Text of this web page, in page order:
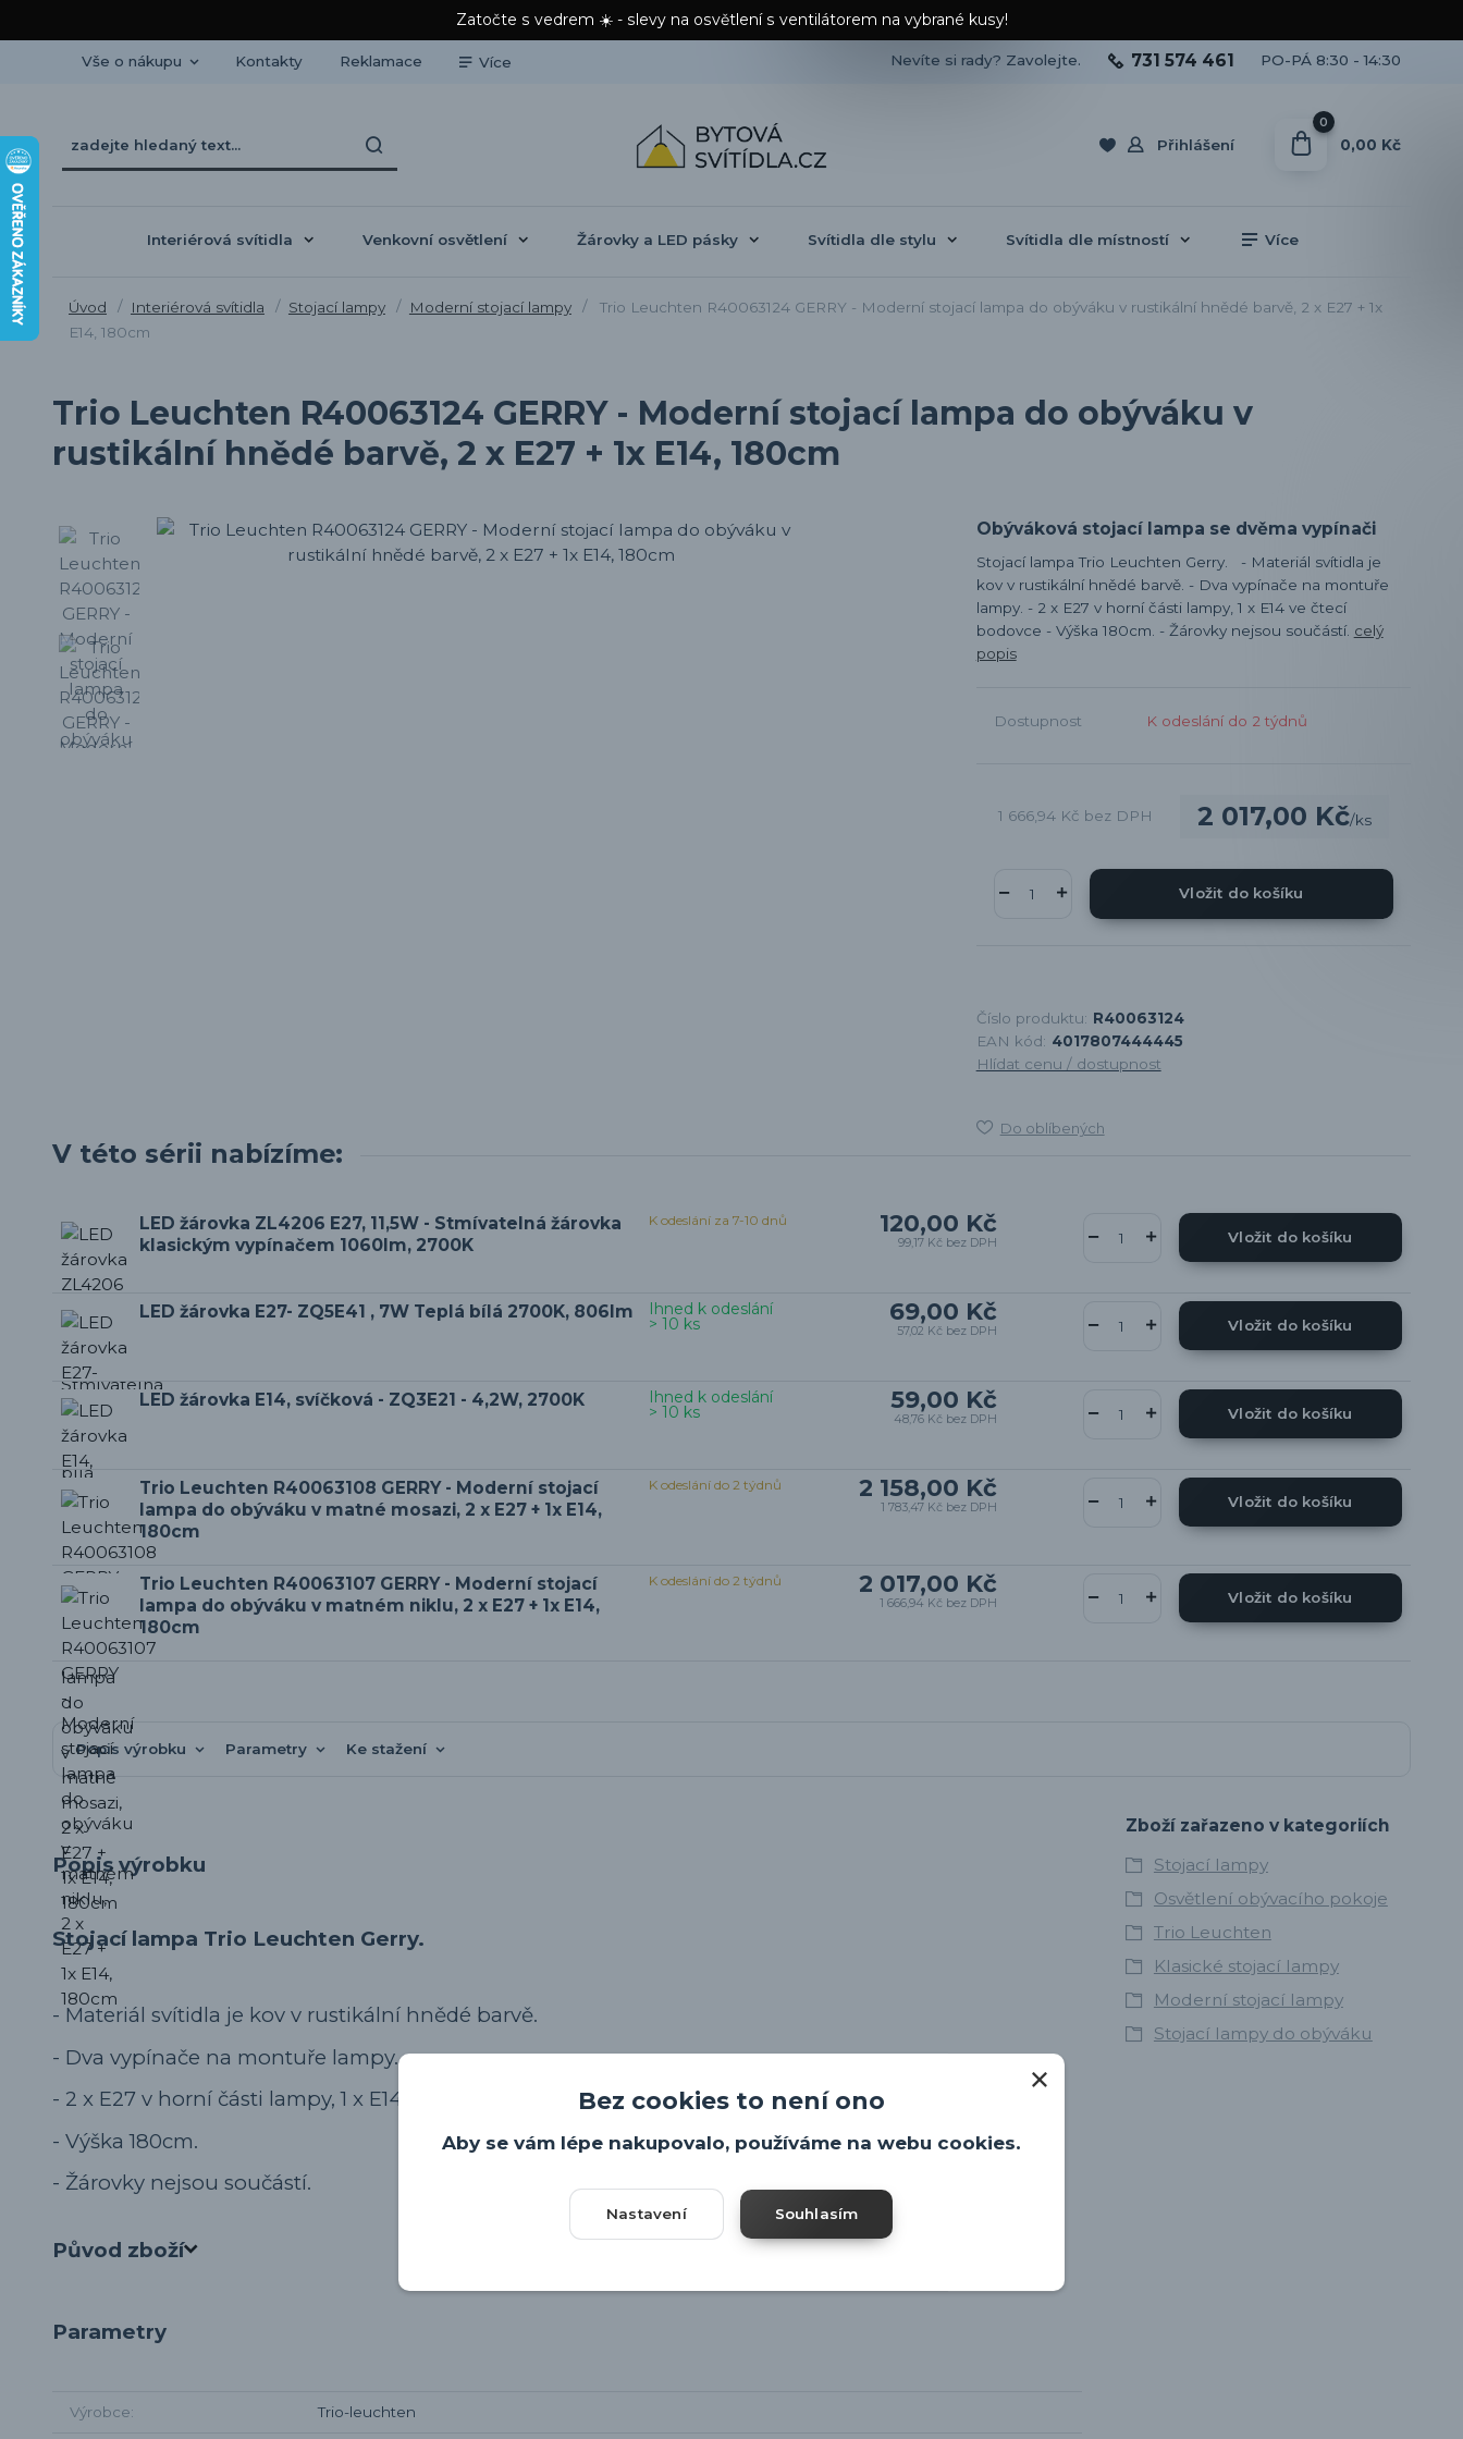
Zatočte s vedrem ☀️ - slevy na osvětlení s ventilátorem na vybrané kusy!
Vše o nákupu Kontakty Reklamace Více
Přihlášení
Nevíte si rady? Zavolejte. 731 574 461 PO-PÁ 8:30 - 14:30
0
0,00 Kč
Interiérová svítidla Venkovní osvětlení Žárovky a LED pásky Svítidla dle stylu Svítidla dle místností Více
Úvod Interiérová svítidla Stojací lampy Moderní stojací lampy
Trio Leuchten R40063124 GERRY - Moderní stojací lampa do obýváku v rustikální hnědé barvě, 2 x E27 + 1x
E14, 180cm
Trio Leuchten R40063124 GERRY - Moderní stojací lampa do obýváku v
rustikální hnědé barvě, 2 x E27 + 1x E14, 180cm
Obýváková stojací lampa se dvěma vypínači
Stojací lampa Trio Leuchten Gerry. - Materiál svítidla je
kov v rustikální hnědé barvě. - Dva vypínače na montuře
lampy. - 2 x E27 v horní části lampy, 1 x E14 ve čtecí
bodovce - Výška 180cm. - Žárovky nejsou součástí. celý
popis
Dostupnost K odeslání do 2 týdnů
2 017,00 Kč/ks
1 666,94 Kč bez DPH
Vložit do košíku
Číslo produktu: R40063124
EAN kód: 4017807444445
Hlídat cenu / dostupnost
Do oblíbených
V této sérii nabízíme:
LED žárovka ZL4206 E27, 11,5W - Stmívatelná žárovka
klasickým vypínačem 1060lm, 2700K
120,00 Kč
99,17 Kč bez DPH
K odeslání za 7-10 dnů
Vložit do košíku
LED žárovka E27- ZQ5E41 , 7W Teplá bílá 2700K, 806lm 69,00 Kč
57,02 Kč bez DPH
Ihned k odeslání
> 10 ks Vložit do košíku
LED žárovka E14, svíčková - ZQ3E21 - 4,2W, 2700K 59,00 Kč
48,76 Kč bez DPH
Ihned k odeslání
> 10 ks Vložit do košíku
Trio Leuchten R40063108 GERRY - Moderní stojací
lampa do obýváku v matné mosazi, 2 x E27 + 1x E14,
180cm
2 158,00 Kč
1 783,47 Kč bez DPH
K odeslání do 2 týdnů
Vložit do košíku
Trio Leuchten R40063107 GERRY - Moderní stojací
lampa do obýváku v matném niklu, 2 x E27 + 1x E14,
180cm
2 017,00 Kč
1 666,94 Kč bez DPH
K odeslání do 2 týdnů
Vložit do košíku
Popis výrobku Parametry Ke stažení
Popis výrobku
Stojací lampa Trio Leuchten Gerry.
- Materiál svítidla je kov v rustikální hnědé barvě.
- Dva vypínače na montuře lampy.
- 2 x E27 v horní části lampy, 1 x E14 ve čtecí bodovce
- Výška 180cm.
- Žárovky nejsou součástí.
Původ zboží
Parametry
Výrobce Trio-leuchten
Zboží zařazeno v kategoriích
Stojací lampy
Osvětlení obývacího pokoje
Trio Leuchten
Klasické stojací lampy
Moderní stojací lampy
Stojací lampy do obýváku
Bez cookies to není ono
Aby se vám lépe nakupovalo, používáme na webu cookies.
Nastavení Souhlasím